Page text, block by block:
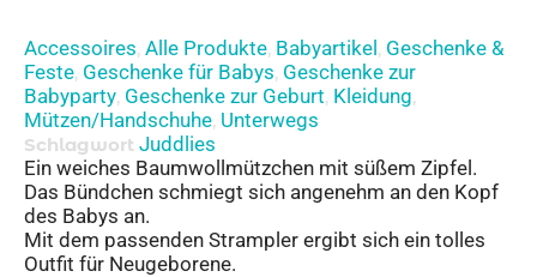
Accessoires, Alle Produkte, Babyartikel, Geschenke &
Feste, Geschenke für Babys, Geschenke zur
Babyparty, Geschenke zur Geburt, Kleidung,
Mützen/Handschuhe, Unterwegs
Schlagwort Juddlies
Ein weiches Baumwollmützchen mit süßem Zipfel.
Das Bündchen schmiegt sich angenehm an den Kopf
des Babys an.
Mit dem passenden Strampler ergibt sich ein tolles
Outfit für Neugeborene.